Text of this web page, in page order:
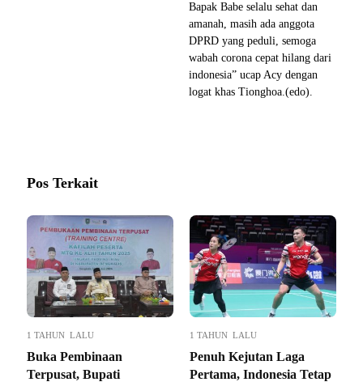
Bapak Babe selalu sehat dan
amanah, masih ada anggota
DPRD yang peduli, semoga
wabah corona cepat hilang dari
indonesia” ucap Acy dengan
logat khas Tionghoa.(edo).
Pos Terkait
1 TAHUN LALU
Buka Pembinaan
Terpusat, Bupati
1 TAHUN LALU
Penuh Kejutan Laga
Pertama, Indonesia Tetap